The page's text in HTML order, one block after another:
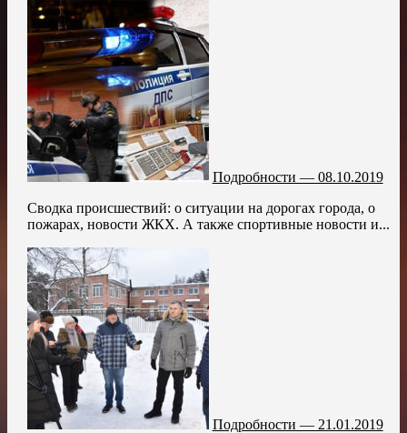
Подробности — 08.10.2019
Сводка происшествий: о ситуации на дорогах города, о
пожарах, новости ЖКХ. А также спортивные новости и...
Подробности — 21.01.2019